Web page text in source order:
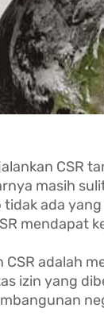
CSR
masih
tidak ada
mendapat
CSR adalah
izin yang